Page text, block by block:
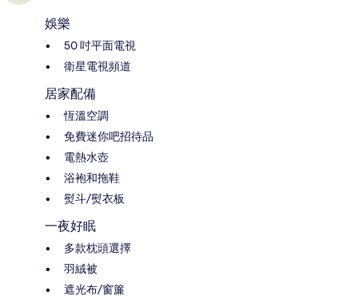
娛樂
50 吋平面電視
衛星電視頻道
居家配備
恆溫空調
免費迷你吧招待品
電熱水壺
浴袍和拖鞋
熨斗/熨衣板
一夜好眠
多款枕頭選擇
羽絨被
遮光布/窗簾